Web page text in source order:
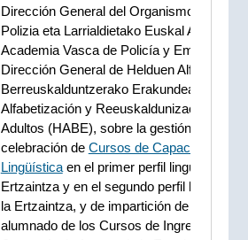
Dirección General del Organismo
Polizia eta Larrialdietako Euskal Akademia
Academia Vasca de Policía y
Dirección General de Helduen Alfabetatze
Berreuskalduntzerako Erakundea /
Alfabetización y Reeuskaldunización de
Adultos (HABE), sobre la gestión material
celebración de Cursos de Capacitación
Lingüísticaen el primer perfil lingüístico de
Ertzaintza y en el segundo perfil
la Ertzaintza, y de impartición de euskera
alumnado de los Cursos de Ingreso en la